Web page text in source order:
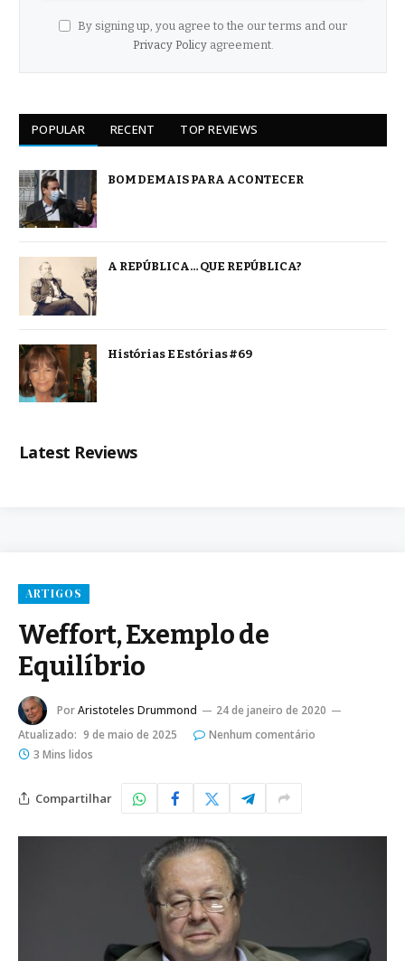
By signing up, you agree to the our terms and our
Privacy Policyagreement.
POPULAR RECENT TOP REVIEWS
BOM DEMAIS PARA ACONTECER
A REPÚBLICA… QUE REPÚBLICA?
Histórias E Estórias #69
Latest Reviews
ARTIGOS
Weffort, Exemplo de
Equilíbrio
PorAristoteles Drummond
24 de janeiro de 2020
Atualizado: 9 de maio de 2025
Nenhum comentário
3 Mins lidos
Compartilhar